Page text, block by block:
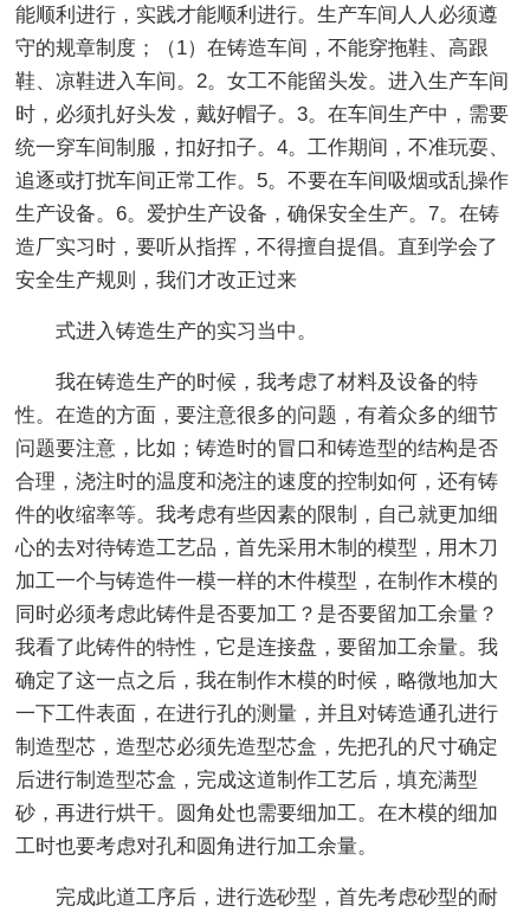
能顺利进行，实践才能顺利进行。生产车间人人必须遵
守的规章制度；（1）在铸造车间，不能穿拖鞋、高跟
鞋、凉鞋进入车间。2。女工不能留头发。进入生产车间
时，必须扎好头发，戴好帽子。3。在车间生产中，需要
统一穿车间制服，扣好扣子。4。工作期间，不准玩耍、
追逐或打扰车间正常工作。5。不要在车间吸烟或乱操作
生产设备。6。爱护生产设备，确保安全生产。7。在铸
造厂实习时，要听从指挥，不得擅自提倡。直到学会了
安全生产规则，我们才改正过来
式进入铸造生产的实习当中。
我在铸造生产的时候，我考虑了材料及设备的特
性。在造的方面，要注意很多的问题，有着众多的细节
问题要注意，比如；铸造时的冒口和铸造型的结构是否
合理，浇注时的温度和浇注的速度的控制如何，还有铸
件的收缩率等。我考虑有些因素的限制，自己就更加细
心的去对待铸造工艺品，首先采用木制的模型，用木刀
加工一个与铸造件一模一样的木件模型，在制作木模的
同时必须考虑此铸件是否要加工？是否要留加工余量？
我看了此铸件的特性，它是连接盘，要留加工余量。我
确定了这一点之后，我在制作木模的时候，略微地加大
一下工件表面，在进行孔的测量，并且对铸造通孔进行
制造型芯，造型芯必须先造型芯盒，先把孔的尺寸确定
后进行制造型芯盒，完成这道制作工艺后，填充满型
砂，再进行烘干。圆角处也需要细加工。在木模的细加
工时也要考虑对孔和圆角进行加工余量。
完成此道工序后，进行选砂型，首先考虑砂型的耐